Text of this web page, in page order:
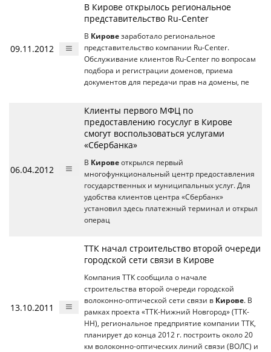
09.11.2012
В Кирове открылось региональное
представительство Ru-Center
В Кирове заработало региональное
представительство компании Ru-Center.
Обслуживание клиентов Ru-Center по вопросам
подбора и регистрации доменов, приема
документов для передачи прав на домены, пе
06.04.2012
Клиенты первого МФЦ по
предоставлению госуслуг в Кирове
смогут воспользоваться услугами
«Сбербанка»
В Кирове открылся первый
многофункциональный центр предоставления
государственных и муниципальных услуг. Для
удобства клиентов центра «Сбербанк»
установил здесь платежный терминал и открыл
операц
13.10.2011
ТТК начал строительство второй очереди
городской сети связи в Кирове
Компания ТТК сообщила о начале
строительства второй очереди городской
волоконно-оптической сети связи в Кирове. В
рамках проекта «ТТК-Нижний Новгород» (ТТК-
НН), региональное предприятие компании ТТК,
планирует до конца 2012 г. построить около 20
км волоконно-оптических линий связи (ВОЛС) и